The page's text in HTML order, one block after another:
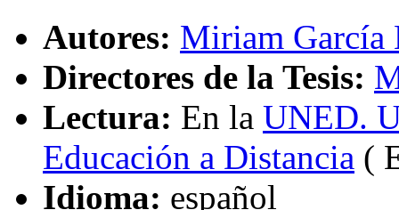
Autores: Miriam García
Directores de la Tesis:
Lectura: En la UNED.
Educación a Distancia (
Idioma: español